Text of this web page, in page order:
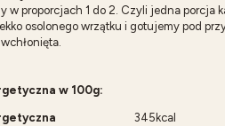
w proporcjach 1 do 2. Czyli jedna porcja
osolonego wrzątku i gotujemy pod
w 100g:
345kcal